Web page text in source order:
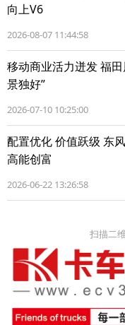
向上V6
2026-08-07 11:44:58
移动商业活力迸发 福
景独好”
2026-07-10 10:25:00
配置优化 价值跃级 东
高能创富
2026-06-22 13:26:58
扫描二